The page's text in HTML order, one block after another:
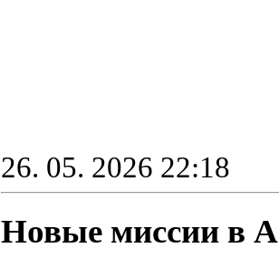
26. 05. 2026 22:18
Новые миссии в